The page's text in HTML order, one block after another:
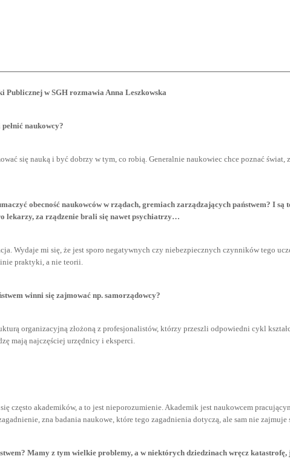
w SGH rozmawia Anna Leszkowska
naukowcy?
się nauką i być dobrzy w tym, co robią. Generalnie naukowiec chce poznać
obecność naukowców w rządach, gremiach zarządzających państwem? I
lekarzy, za rządzenie brali się nawet psychiatrzy…
Wydaje mi się, że jest sporo negatywnych czy niebezpiecznych czynników tego
praktyki, a nie teorii.
winni się zajmować np. samorządowcy?
organizacyjną złożoną z profesjonalistów, którzy przeszli odpowiedni cykl
mają najczęściej urzędnicy i eksperci.
często akademików, a to jest nieporozumienie. Akademik jest naukowcem
zna badania naukowe, które tego zagadnienia dotyczą, ale sam nie zajmuje
Mamy z tym wielkie problemy, a w niektórych dziedzinach wręcz